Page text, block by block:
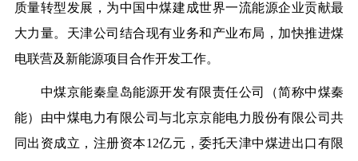
质量转型发展，为中国中煤建成世界一流能源企业贡献最
大力量。天津公司结合现有业务和产业布局，加快推进煤
电联营及新能源项目合作开发工作。
中煤京能秦皇岛能源开发有限责任公司（简称中煤秦
能）由中煤电力有限公司与北京京能电力股份有限公司共
同出资成立，注册资本12亿元，委托天津中煤进出口有限